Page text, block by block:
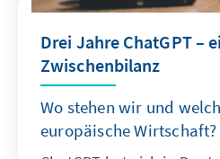
Drei Jahre ChatGPT –
Zwischenbilanz
Wo stehen wir und
europäische Wirtschaft?